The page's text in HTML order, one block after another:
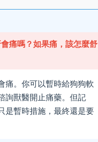
痛嗎？如果痛，該怎麼舒
痛。你可以暫時給狗狗軟
詢獸醫開止痛藥。但記
是暫時措施，最終還是要